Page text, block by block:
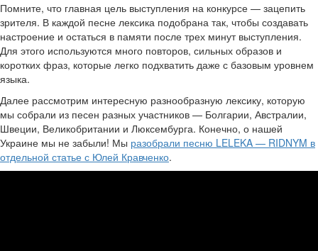
Помните, что главная цель выступления на конкурсе — зацепить
зрителя. В каждой песне лексика подобрана так, чтобы создавать
настроение и остаться в памяти после трех минут выступления.
Для этого используются много повторов, сильных образов и
коротких фраз, которые легко подхватить даже с базовым уровнем
языка.
Далее рассмотрим интересную разнообразную лексику, которую
мы собрали из песен разных участников — Болгарии, Австралии,
Швеции, Великобритании и Люксембурга. Конечно, о нашей
Украине мы не забыли! Мы разобрали песню LELEKA — RIDNYM в
отдельной статье с Юлей Кравченко.